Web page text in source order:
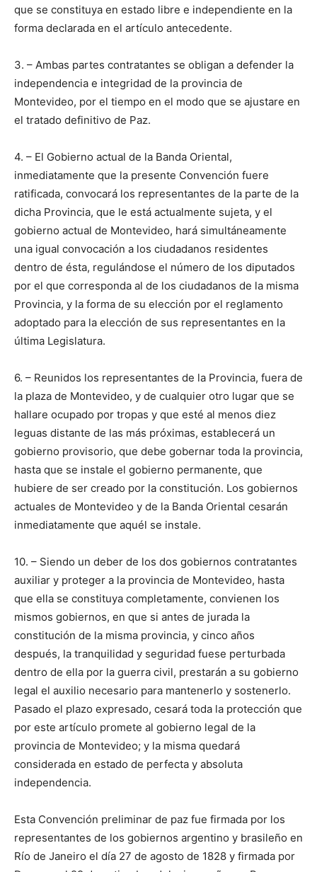
que se constituya en estado libre e independiente en la
forma declarada en el artículo antecedente.
3. – Ambas partes contratantes se obligan a defender la
independencia e integridad de la provincia de
Montevideo, por el tiempo en el modo que se ajustare en
el tratado definitivo de Paz.
4. – El Gobierno actual de la Banda Oriental,
inmediatamente que la presente Convención fuere
ratificada, convocará los representantes de la parte de la
dicha Provincia, que le está actualmente sujeta, y el
gobierno actual de Montevideo, hará simultáneamente
una igual convocación a los ciudadanos residentes
dentro de ésta, regulándose el número de los diputados
por el que corresponda al de los ciudadanos de la misma
Provincia, y la forma de su elección por el reglamento
adoptado para la elección de sus representantes en la
última Legislatura.
6. – Reunidos los representantes de la Provincia, fuera de
la plaza de Montevideo, y de cualquier otro lugar que se
hallare ocupado por tropas y que esté al menos diez
leguas distante de las más próximas, establecerá un
gobierno provisorio, que debe gobernar toda la provincia,
hasta que se instale el gobierno permanente, que
hubiere de ser creado por la constitución. Los gobiernos
actuales de Montevideo y de la Banda Oriental cesarán
inmediatamente que aquél se instale.
10. – Siendo un deber de los dos gobiernos contratantes
auxiliar y proteger a la provincia de Montevideo, hasta
que ella se constituya completamente, convienen los
mismos gobiernos, en que si antes de jurada la
constitución de la misma provincia, y cinco años
después, la tranquilidad y seguridad fuese perturbada
dentro de ella por la guerra civil, prestarán a su gobierno
legal el auxilio necesario para mantenerlo y sostenerlo.
Pasado el plazo expresado, cesará toda la protección que
por este artículo promete al gobierno legal de la
provincia de Montevideo; y la misma quedará
considerada en estado de perfecta y absoluta
independencia.
Esta Convención preliminar de paz fue firmada por los
representantes de los gobiernos argentino y brasileño en
Río de Janeiro el día 27 de agosto de 1828 y firmada por